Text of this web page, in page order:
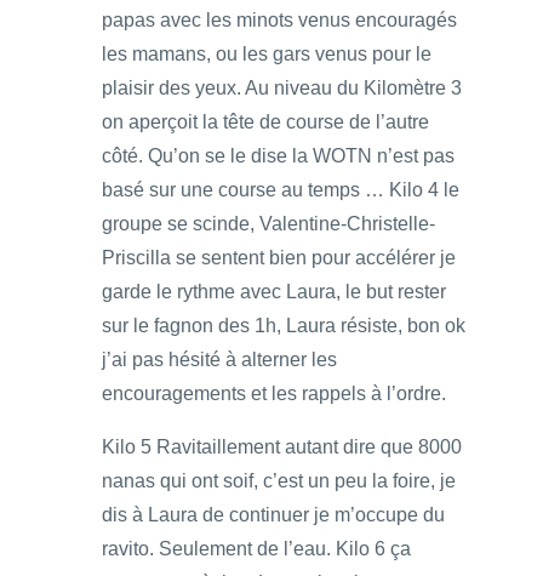
papas avec les minots venus encouragés
les mamans, ou les gars venus pour le
plaisir des yeux. Au niveau du Kilomètre 3
on aperçoit la tête de course de l’autre
côté. Qu’on se le dise la WOTN n’est pas
basé sur une course au temps … Kilo 4 le
groupe se scinde, Valentine-Christelle-
Priscilla se sentent bien pour accélérer je
garde le rythme avec Laura, le but rester
sur le fagnon des 1h, Laura résiste, bon ok
j’ai pas hésité à alterner les
encouragements et les rappels à l’ordre.
Kilo 5 Ravitaillement autant dire que 8000
nanas qui ont soif, c’est un peu la foire, je
dis à Laura de continuer je m’occupe du
ravito. Seulement de l’eau. Kilo 6 ça